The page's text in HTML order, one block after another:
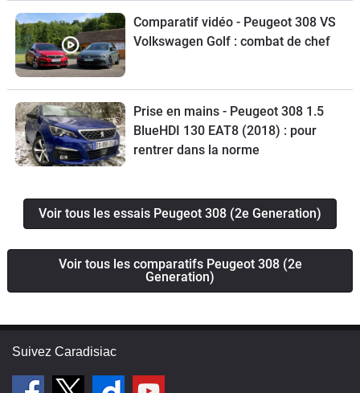
Comparatif vidéo - Peugeot 308 VS
Volkswagen Golf : combat de chef
Prise en mains - Peugeot 308 1.5
BlueHDI 130 EAT8 (2018) : pour
rentrer dans la norme
Voir tous les essais Peugeot 308 (2e Generation)
Voir tous les comparatifs Peugeot 308 (2e
Generation)
Suivez Caradisiac